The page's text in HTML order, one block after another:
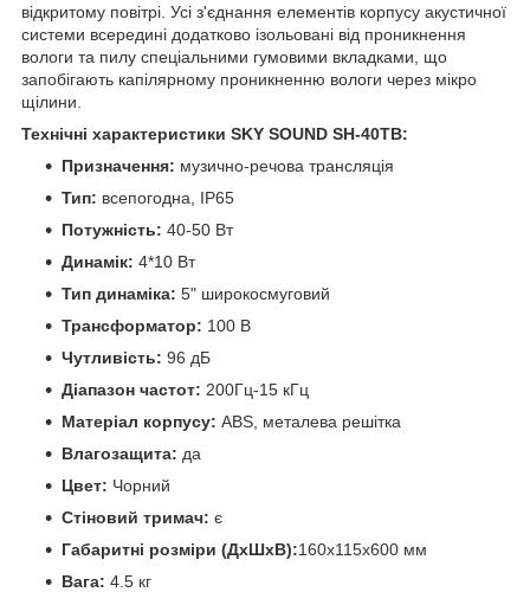
відкритому повітрі. Усі з'єднання елементів корпусу акустичної
системи всередині додатково ізольовані від проникнення
вологи та пилу спеціальними гумовими вкладками, що
запобігають капілярному проникненню вологи через мікро
щілини.
Технічні характеристики SKY SOUND SH-40TB:
Призначення: музично-речова трансляція
Тип: всепогодна, IP65
Потужність: 40-50 Вт
Динамік: 4*10 Вт
Тип динаміка: 5" широкосмуговий
Трансформатор: 100 В
Чутливість: 96 дБ
Діапазон частот: 200Гц-15 кГц
Матеріал корпусу: ABS, металева решітка
Влагозащита: да
Цвет: Чорний
Стіновий тримач: є
Габаритні розміри (ДхШхВ):160х115х600 мм
Вага: 4.5 кг